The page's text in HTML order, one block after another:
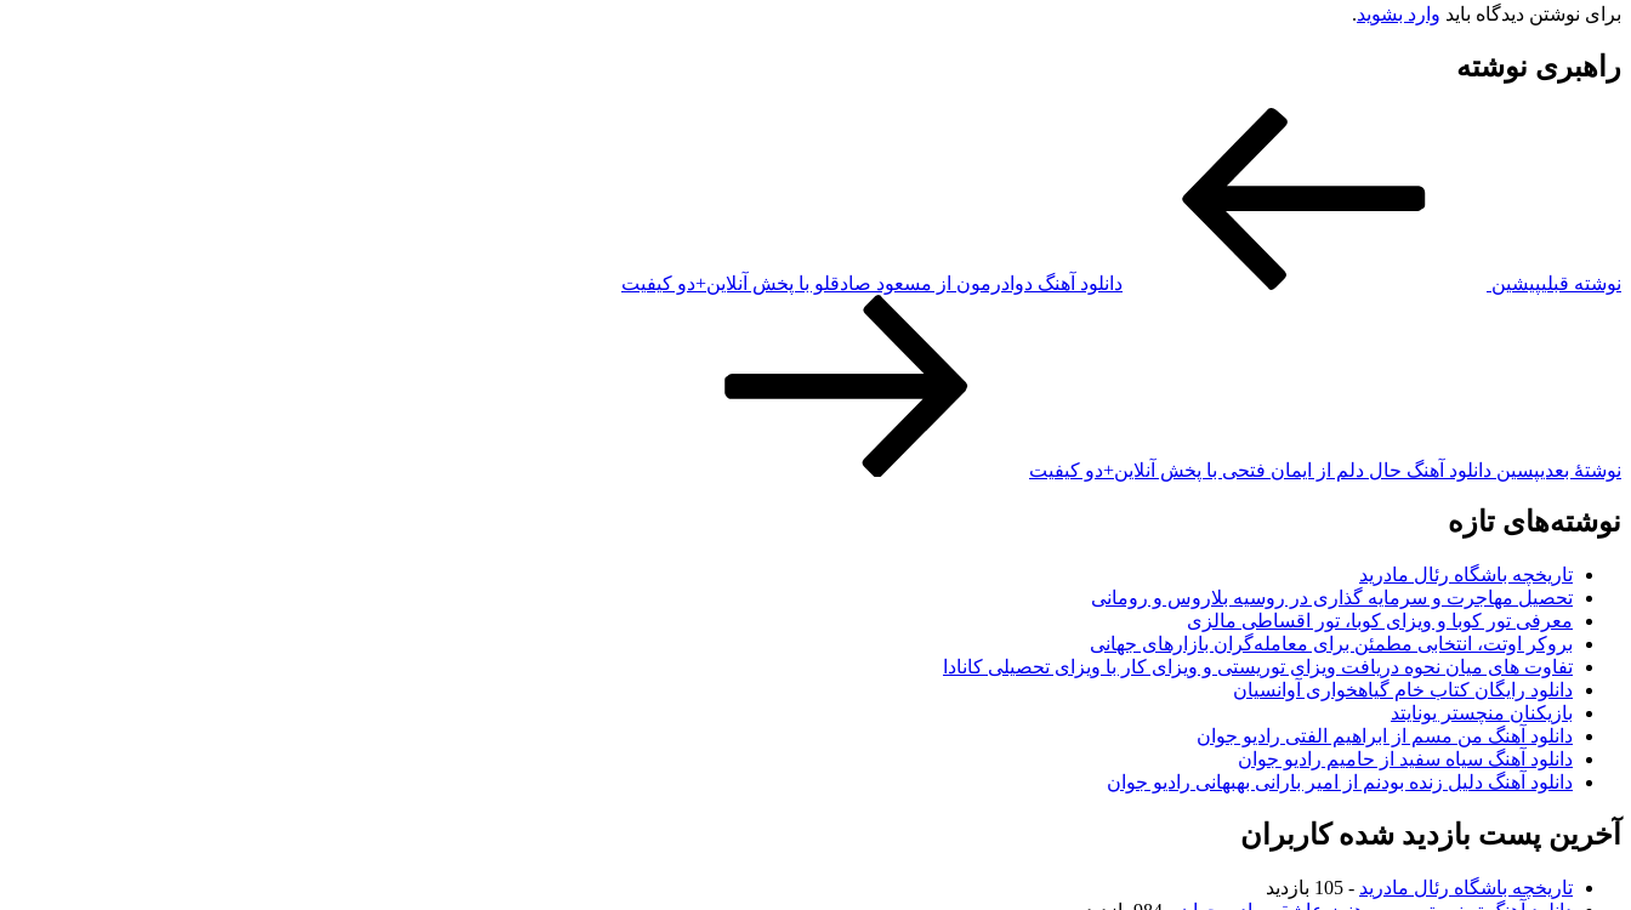
برای نوشتن دیدگاه باید وارد بشوید.
راهبری نوشته
نوشته قبلیپیشین دانلود آهنگ دوادرمون از مسعود صادقلو با پخش آنلاین+دو کیفیت
نوشته‌ٔ بعدیپسین دانلود آهنگ حال دلم از ایمان فتحی با پخش آنلاین+دو کیفیت
نوشته‌های تازه
تاریخچه باشگاه رئال مادرید
تحصیل مهاجرت و سرمایه گذاری در روسیه بلاروس و رومانی
معرفی تور کوبا و ویزای کوبا، تور اقساطی مالزی
بروکر اوتت، انتخابی مطمئن برای معامله‌گران بازارهای جهانی
تفاوت های میان نحوه دریافت ویزای توریستی و ویزای کار با ویزای تحصیلی کانادا
دانلود رایگان کتاب خام گیاهخواری آوانسیان
بازیکنان منچستر یونایتد
دانلود آهنگ من مسم از ابراهیم الفتی رادیو جوان
دانلود آهنگ سیاه سفید از حامیم رادیو جوان
دانلود آهنگ دلیل زنده بودنم از امیر بارانی بهبهانی رادیو جوان
آخرین پست بازدید شده کاربران
تاریخچه باشگاه رئال مادرید - 105 بازدید